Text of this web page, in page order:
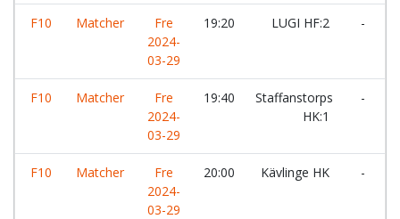
F10 Matcher
Fre
2024-
03-29
19:20 LUGI HF:2 -
F10 Matcher
Fre
2024-
03-29
19:40
Staffanstorps
HK:1
-
F10 Matcher
Fre
2024-
03-29
20:00 Kävlinge HK -